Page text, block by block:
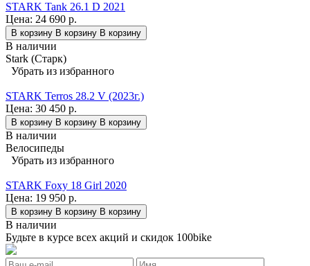
STARK Tank 26.1 D 2021
Цена: 24 690 р.
В корзину В корзину В корзину
В наличии
Stark (Старк)
Убрать из избранного
STARK Terros 28.2 V (2023г.)
Цена: 30 450 р.
В корзину В корзину В корзину
В наличии
Велосипеды
Убрать из избранного
STARK Foxy 18 Girl 2020
Цена: 19 950 р.
В корзину В корзину В корзину
В наличии
Будьте в курсе всех акций и скидок 100bike